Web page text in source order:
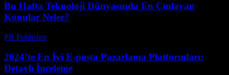
Bu Hafta Teknoloji Dünyasında En Çınlayan
Konular Neler?
PR Publisher-
2024’te En İyi E-posta Pazarlama Platformları:
Detaylı İnceleme